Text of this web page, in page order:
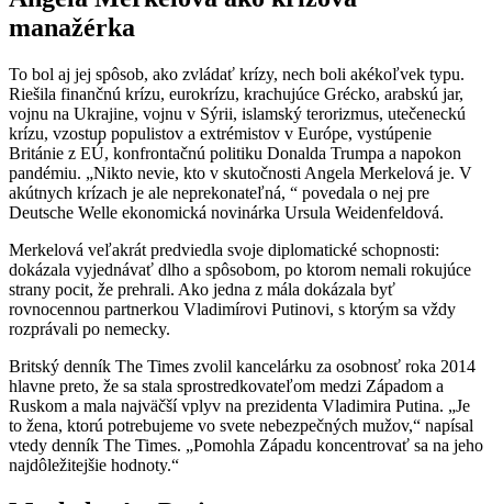
manažérka
To bol aj jej spôsob, ako zvládať krízy, nech boli akékoľvek typu.
Riešila finančnú krízu, eurokrízu, krachujúce Grécko, arabskú jar,
vojnu na Ukrajine, vojnu v Sýrii, islamský terorizmus, utečeneckú
krízu, vzostup populistov a extrémistov v Európe, vystúpenie
Británie z EÚ, konfrontačnú politiku Donalda Trumpa a napokon
pandémiu. „Nikto nevie, kto v skutočnosti Angela Merkelová je. V
akútnych krízach je ale neprekonateľná, “ povedala o nej pre
Deutsche Welle ekonomická novinárka Ursula Weidenfeldová.
Merkelová veľakrát predviedla svoje diplomatické schopnosti:
dokázala vyjednávať dlho a spôsobom, po ktorom nemali rokujúce
strany pocit, že prehrali. Ako jedna z mála dokázala byť
rovnocennou partnerkou Vladimírovi Putinovi, s ktorým sa vždy
rozprávali po nemecky.
Britský denník The Times zvolil kancelárku za osobnosť roka 2014
hlavne preto, že sa stala sprostredkovateľom medzi Západom a
Ruskom a mala najväčší vplyv na prezidenta Vladimira Putina. „Je
to žena, ktorú potrebujeme vo svete nebezpečných mužov,“ napísal
vtedy denník The Times. „Pomohla Západu koncentrovať sa na jeho
najdôležitejšie hodnoty.“